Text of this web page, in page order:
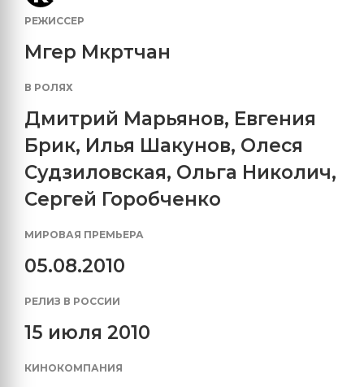
РЕЖИССЕР
Мгер Мкртчан
В РОЛЯХ
Дмитрий Марьянов, Евгения
Брик, Илья Шакунов, Олеся
Судзиловская, Ольга Николич,
Сергей Горобченко
МИРОВАЯ ПРЕМЬЕРА
05.08.2010
РЕЛИЗ В РОССИИ
15 июля 2010
КИНОКОМПАНИЯ